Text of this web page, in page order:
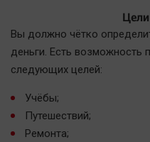
Медицина
Новости компаний
Прогулки по городу Ч
Спецпроект
Статистика
Вы должно чётко
деньги. Есть возможность
следующих целей:
Учёбы;
Путешествий;
Ремонта;